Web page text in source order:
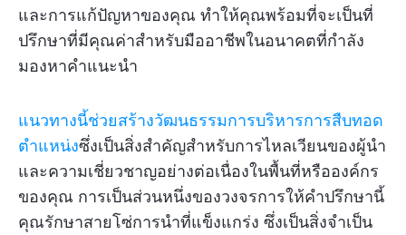
และการแก้ปัญหาของคุณ ทำให้คุณพร้อมที่จะเป็นที่
ปรึกษาที่มีคุณค่าสำหรับมืออาชีพในอนาคตที่กำลัง
มองหาคำแนะนำ
แนวทางนี้ช่วยสร้างวัฒนธรรมการบริหารการสืบทอด
ตำแหน่งซึ่งเป็นสิ่งสำคัญสำหรับการไหลเวียนของผู้นำ
และความเชี่ยวชาญอย่างต่อเนื่องในพื้นที่หรือองค์กร
ของคุณ การเป็นส่วนหนึ่งของวงจรการให้คำปรึกษานี้
คุณรักษาสายโซ่การนำที่แข็งแกร่ง ซึ่งเป็นสิ่งจำเป็น